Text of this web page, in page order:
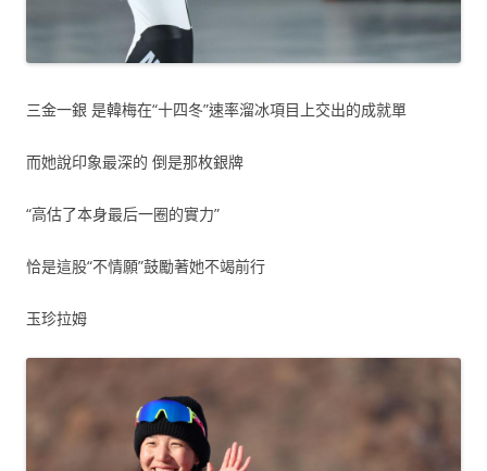
三金一銀 是韓梅在“十四冬”速率溜冰項目上交出的成就單
而她說印象最深的 倒是那枚銀牌
“高估了本身最后一圈的實力”
恰是這股“不情願”鼓勵著她不竭前行
玉珍拉姆